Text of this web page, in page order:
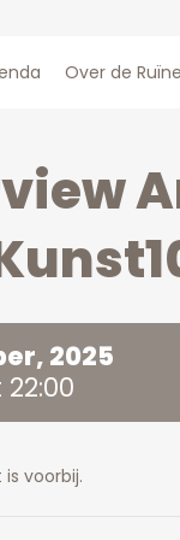
Over de
2025
voorbij.